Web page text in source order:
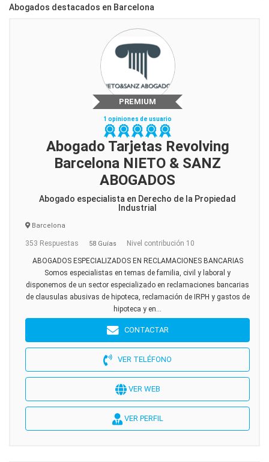
Abogados destacados en Barcelona
PREMIUM
1 opiniones de usuario
Abogado Tarjetas Revolving
Barcelona NIETO & SANZ
ABOGADOS
Abogado especialista en Derecho de la Propiedad
Industrial
Barcelona
353 Respuestas 58 Guías Nivel contribución 10
ABOGADOS ESPECIALIZADOS EN RECLAMACIONES BANCARIAS
Somos especialistas en temas de familia, civil y laboral y
disponemos de un sector especializado en reclamaciones bancarias
de clausulas abusivas de hipoteca, reclamación de IRPH y gastos de
hipoteca y en...
CONTACTAR
VER TELÉFONO
VER WEB
VER PERFIL